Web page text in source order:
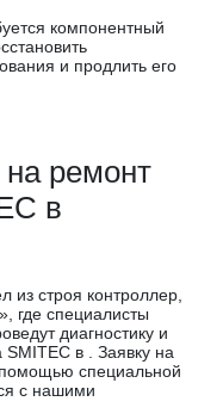
компонентный
и продлить его
на ремонт
в
из строя контроллер,
где специалисты
диагностику и
в . Заявку на
специальной
с нашими